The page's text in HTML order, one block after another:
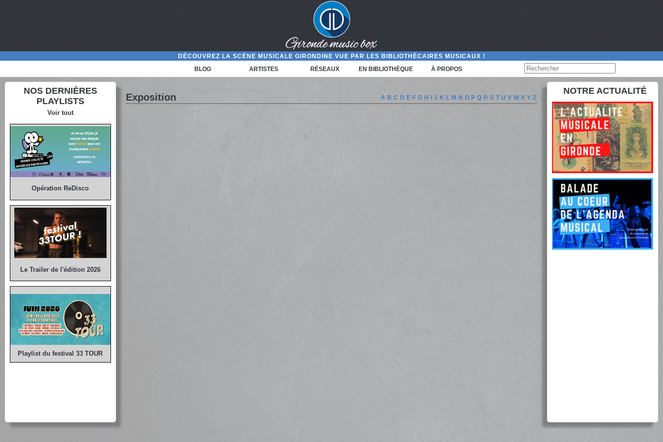
DÉCOUVREZ LA SCÈNE MUSICALE GIRONDINE VUE PAR LES BIBLIOTHÉCAIRES MUSICAUX !
BLOG
ARTISTES RÉSEAUX EN BIBLIOTHÈQUE À PROPOS
NOS DERNIÈRES
PLAYLISTS
Voir tout
Opération ReDisco
Le Trailer de l'édition 2026
Playlist du festival 33 TOUR
Exposition A B C D E F G H I J K L M N O P Q R S T U V W X Y Z
NOTRE ACTUALITÉ